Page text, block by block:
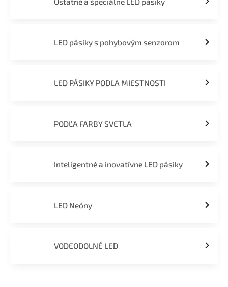
LED pásiky s pohybovým senzorom
LED PÁSIKY PODĽA MIESTNOSTI
PODĽA FARBY SVETLA
Inteligentné a inovatívne LED pásiky
LED Neóny
VODEODOLNÉ LED